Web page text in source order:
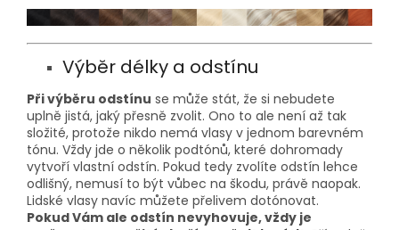
Výběr délky a odstínu
Při výběru odstínu se může stát, že si nebudete
uplně jistá, jaký přesně zvolit. Ono to ale není až tak
složité, protože nikdo nemá vlasy v jednom barevném
tónu. Vždy jde o několik podtónů, které dohromady
vytvoří vlastní odstín. Pokud tedy zvolíte odstín lehce
odlišný, nemusí to být vůbec na škodu, právě naopak.
Lidské vlasy navíc můžete přelivem dotónovat.
Pokud Vám ale odstín nevyhovuje, vždy je